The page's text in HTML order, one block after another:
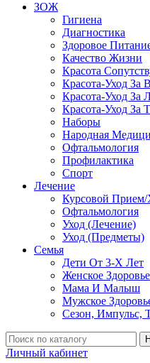
ЗОЖ
Гигиена
Диагностика
Здоровое
Качество Жизни
Красота
Красота-Уход За
Красота-Уход За
Красота-Уход За
Наборы
Народная
Офтальмология
Профилактика
Спорт
Лечение
Курсовой Прием/
Офтальмология
Уход (Лечение)
Уход (Предметы)
Семья
Дети От 3-Х Лет
Женское Здоровье
Мама И Малыш
Мужское
Сезон, Импульс,
Личный кабинет